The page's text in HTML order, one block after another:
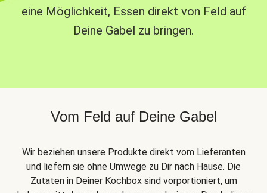
eine Möglichkeit, Essen direkt von Feld auf
Deine Gabel zu bringen.
Vom Feld auf Deine Gabel
Wir beziehen unsere Produkte direkt vom Lieferanten
und liefern sie ohne Umwege zu Dir nach Hause. Die
Zutaten in Deiner Kochbox sind vorportioniert, um